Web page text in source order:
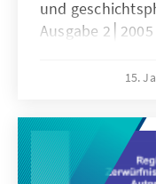
und
Ausgabe
15.